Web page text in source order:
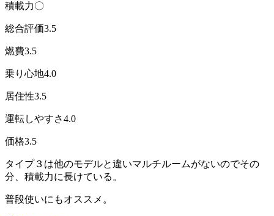
積載力〇
総合評価3.5
燃費3.5
乗り心地4.0
居住性3.5
運転しやすさ4.0
価格3.5
タイプ３は他のモデルと違いマルチルームがないのでその
分、積載力に長けている。
普段使いにもオススメ。